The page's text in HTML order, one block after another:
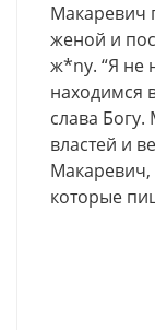
Макаревич
женой и
ж*ny. “Я не
находимся
слава
властей и
Макаревич,
которые